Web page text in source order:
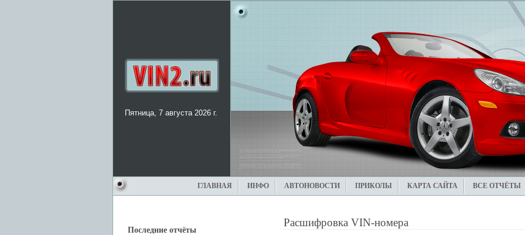
Пятница, 7 августа 2026 г.
ГЛАВНАЯ ИНФО АВТОНОВОСТИ ПРИКОЛЫ КАРТА САЙТА ВСЕ ОТЧЁТЫ
Последние отчёты
Расшифровка VIN-номера